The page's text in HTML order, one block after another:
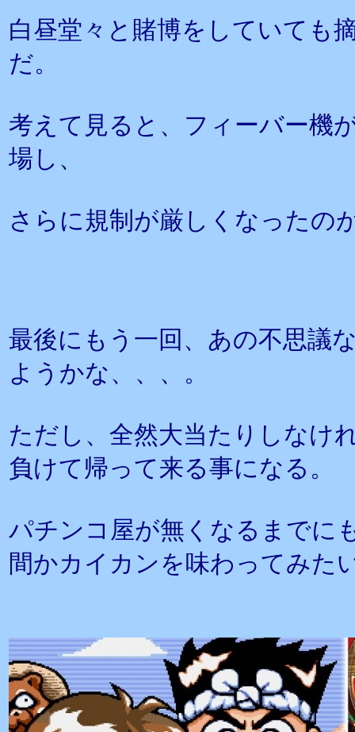
白昼堂々と賭博をしていても
だ。
考えて見ると、フィーバー機
場し、
さらに規制が厳しくなったの
最後にもう一回、あの不思議
ようかな、、、。
ただし、全然大当たりしなけ
負けて帰って来る事になる。
パチンコ屋が無くなるまでに
間かカイカンを味わってみた